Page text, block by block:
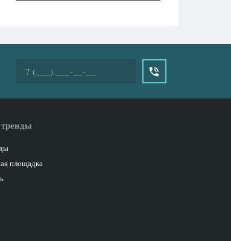
площадка